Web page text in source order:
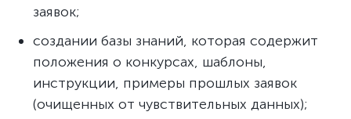
заявок;
создании базы знаний, которая содержит
положения о конкурсах, шаблоны,
инструкции, примеры прошлых заявок
(очищенных от чувствительных данных);